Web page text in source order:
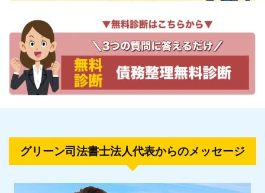
グリーン司法書士法人代表からのメッセージ